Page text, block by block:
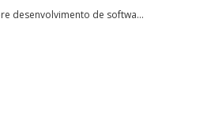
desenvolvimento de softwa...